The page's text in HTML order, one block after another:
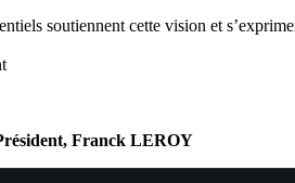
soutiennent cette vision et
Franck LEROY